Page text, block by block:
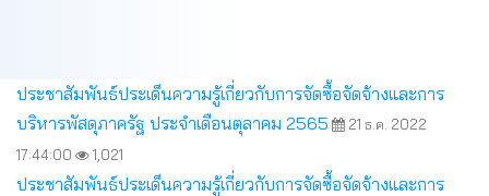
ประชาสัมพันธ์ประเด็นความรู้เกี่ยวกับการจัดซื้อจัดจ้างและการ
บริหารพัสดุภาครัฐ ประจำเดือนตุลาคม 2565
21 ธ.ค. 2022
17:44:00
1,021
ประชาสัมพันธ์ประเด็นความรู้เกี่ยวกับการจัดซื้อจัดจ้างและการ